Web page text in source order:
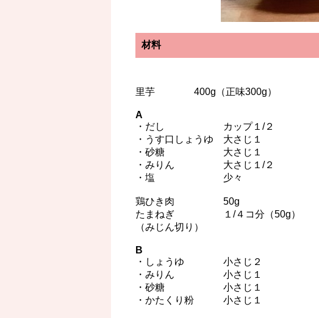
材料
里芋 400g（正味300g）
A
・だし カップ１/２
・うす口しょうゆ 大さじ１
・砂糖 大さじ１
・みりん 大さじ１/２
・塩 少々
鶏ひき肉 50g
たまねぎ １/４コ分（50g）
（みじん切り）
B
・しょうゆ 小さじ２
・みりん 小さじ１
・砂糖 小さじ１
・かたくり粉 小さじ１